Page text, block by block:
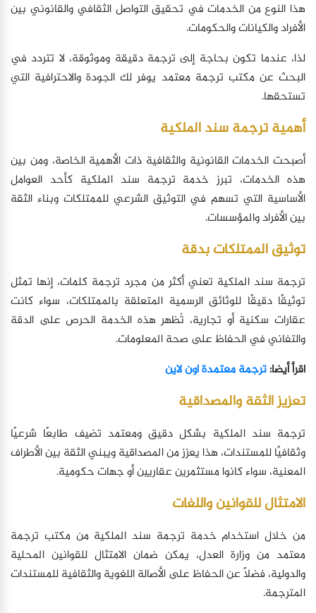
هذا النوع من الخدمات في تحقيق التواصل الثقافي والقانوني بين
الأفراد والكيانات والحكومات.
لذا، عندما تكون بحاجة إلى ترجمة دقيقة وموثوقة، لا تتردد في
البحث عن مكتب ترجمة معتمد يوفر لك الجودة والاحترافية التي
تستحقها.
أهمية ترجمة سند الملكية
أصبحت الخدمات القانونية والثقافية ذات الأهمية الخاصة، ومن بين
هذه الخدمات، تبرز خدمة ترجمة سند الملكية كأحد العوامل
الأساسية التي تسهم في التوثيق الشرعي للممتلكات وبناء الثقة
بين الأفراد والمؤسسات.
توثيق الممتلكات بدقة
ترجمة سند الملكية تعني أكثر من مجرد ترجمة كلمات، إنها تمثل
توثيقًا دقيقًا للوثائق الرسمية المتعلقة بالممتلكات، سواء كانت
عقارات سكنية أو تجارية، تُظهر هذه الخدمة الحرص على الدقة
والتفاني في الحفاظ على صحة المعلومات.
اقرأ أيضا:ترجمة معتمدة اون لاين
تعزيز الثقة والمصداقية
ترجمة سند الملكية بشكل دقيق ومعتمد تضيف طابعًا شرعيًا
وثقافيًا للمستندات، هذا يعزز من المصداقية ويبني الثقة بين الأطراف
المعنية، سواء كانوا مستثمرين عقاريين أو جهات حكومية.
الامتثال للقوانين واللغات
من خلال استخدام خدمة ترجمة سند الملكية من مكتب ترجمة
معتمد من وزارة العدل، يمكن ضمان الامتثال للقوانين المحلية
والدولية، فضلاً عن الحفاظ على الأصالة اللغوية والثقافية للمستندات
المترجمة.